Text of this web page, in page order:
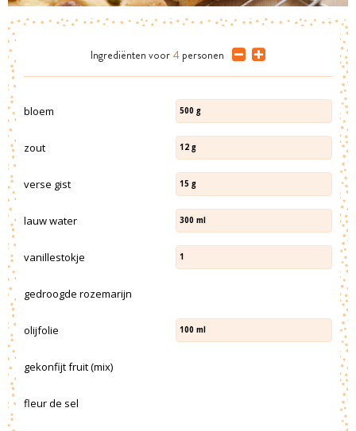
Ingrediënten voor 4 personen
bloem 500 g
zout 12 g
verse gist 15 g
lauw water 300 ml
vanillestokje 1
gedroogde rozemarijn
olijfolie 100 ml
gekonfijt fruit (mix)
fleur de sel